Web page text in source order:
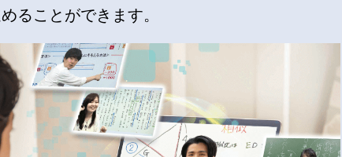
ることができます。